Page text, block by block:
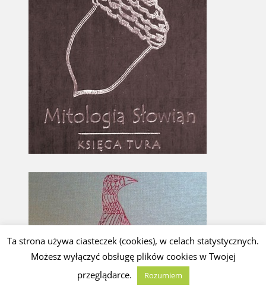
Ta strona używa ciasteczek (cookies), w celach statystycznych.
Możesz wyłączyć obsługę plików cookies w Twojej
przeglądarce.
Rozumiem